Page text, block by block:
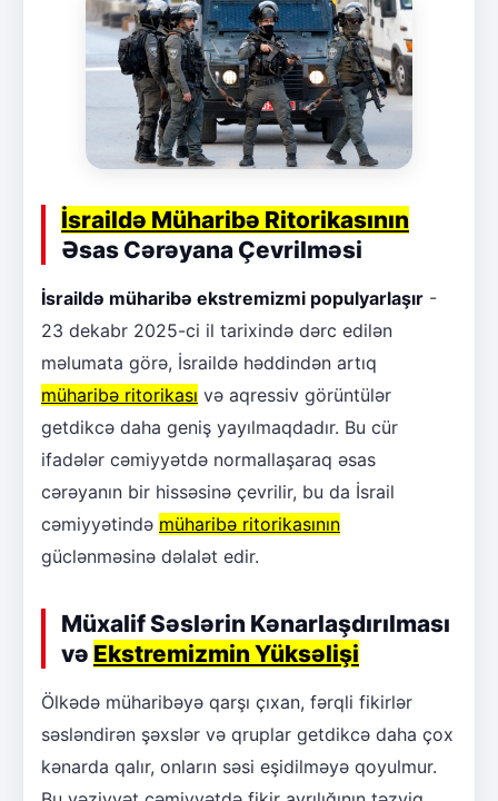
İsraildə Müharibə Ritorikasının
Əsas Cərəyana Çevrilməsi
İsraildə müharibə ekstremizmi populyarlaşır -
23 dekabr 2025-ci il tarixində dərc edilən
məlumata görə, İsraildə həddindən artıq
müharibə ritorikası və aqressiv görüntülər
getdikcə daha geniş yayılmaqdadır. Bu cür
ifadələr cəmiyyətdə normallaşaraq əsas
cərəyanın bir hissəsinə çevrilir, bu da İsrail
cəmiyyətində müharibə ritorikasının
güclənməsinə dəlalət edir.
Müxalif Səslərin Kənarlaşdırılması
və Ekstremizmin Yüksəlişi
Ölkədə müharibəyə qarşı çıxan, fərqli fikirlər
səsləndirən şəxslər və qruplar getdikcə daha çox
kənarda qalır, onların səsi eşidilməyə qoyulmur.